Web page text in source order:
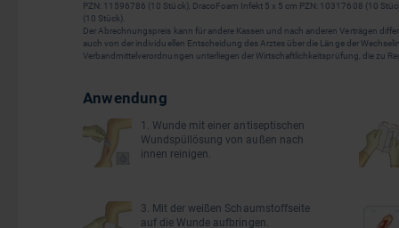
PZN: 11596786 (10 Stück), DracoFoam Infekt 5 x 5 cm PZN: 10317608 (10
(10 Stück).
Der Abrechnungspreis kann für andere Kassen und nach anderen Verträgen
auch von der individuellen Entscheidung des Arztes über die Länge der
Verbandmittelverordnungen unterliegen der Wirtschaftlichkeitsprüfung, die zu
Anwendung
1. Wunde mit einer antiseptischen
Wundspüllösung von außen nach
innen reinigen.
3. Mit der weißen Schaumstoffseite
auf die Wunde aufbringen.